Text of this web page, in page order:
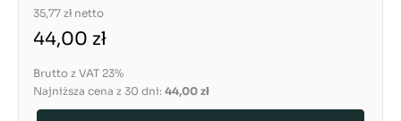
35,77 zł netto
44,00 zł
Brutto z VAT 23%
Najniższa cena z 30 dni: 44,00 zł